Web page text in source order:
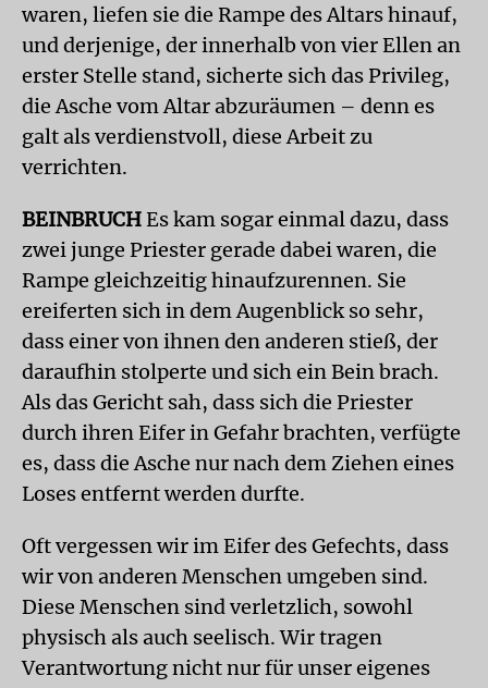
waren, liefen sie die Rampe des Altars hinauf,
und derjenige, der innerhalb von vier Ellen an
erster Stelle stand, sicherte sich das Privileg,
die Asche vom Altar abzuräumen – denn es
galt als verdienstvoll, diese Arbeit zu
verrichten.
BEINBRUCHEs kam sogar einmal dazu, dass
zwei junge Priester gerade dabei waren, die
Rampe gleichzeitig hinaufzurennen. Sie
ereiferten sich in dem Augenblick so sehr,
dass einer von ihnen den anderen stieß, der
daraufhin stolperte und sich ein Bein brach.
Als das Gericht sah, dass sich die Priester
durch ihren Eifer in Gefahr brachten, verfügte
es, dass die Asche nur nach dem Ziehen eines
Loses entfernt werden durfte.
Oft vergessen wir im Eifer des Gefechts, dass
wir von anderen Menschen umgeben sind.
Diese Menschen sind verletzlich, sowohl
physisch als auch seelisch. Wir tragen
Verantwortung nicht nur für unser eigenes